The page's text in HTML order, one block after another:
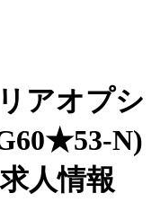
アオプシ
N)
人情報